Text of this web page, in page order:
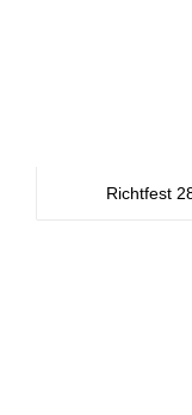
Richtfest